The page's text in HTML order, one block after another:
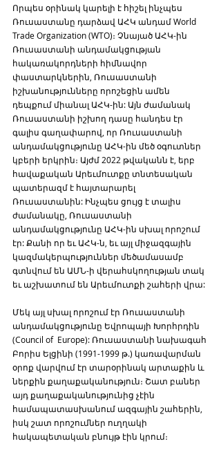
Որպես օրինակ կարելի է հիշել ինչպես
Ռուսաստանը դարձավ ԱՀԿ անդամ World
Trade Organization (WTO)։ Չնայած ԱՀԿ-ին
Ռուսաստանի անդամակցության
հակառակորդների հիմնավոր
փաստարկներին, Ռուսաստանի
իշխանությունները որոշեցին ամեն
դեպքում միանալ ԱՀԿ-ին: Այն ժամանակ
Ռուսաստանի իշխող դասը հանդես էր
գալիս գաղափարով, որ Ռուսաստանի
անդամակցությունը ԱՀԿ-ին մեծ օգուտներ
կբերի երկրին։ Այժմ 2022 թվականն է, երբ
հավաքական Արեւմուտքը տնտեսական
պատերազմ է հայտարարել
Ռուսաստանին: Ինչպես ցույց է տալիս
ժամանակը, Ռուսաստանի
անդամակցությունը ԱՀԿ-ին սխալ որոշում
էր: Քանի որ եւ ԱՀԿ-ն, եւ այլ միջազգային
կազմակերպություններ մեծամասամբ
գտնվում են ԱՄՆ-ի վերահսկողության տակ
եւ աշխատում են Արեւմուտքի շահերի վրա:
Մեկ այլ սխալ որոշում էր Ռուսաստանի
անդամակցությունը Եվրոպայի Խորհրդին
(Council of  Europe): Ռուսաստանի նախագահ
Բորիս Ելցինի (1991-1999 թ.) կառավարման
օրոք վարվում էր տարօրինակ արտաքին և
ներքին քաղաքականություն։ Շատ բաներ
այդ քաղաքականությունից չէին
համապատասխանում ազգային շահերին,
իսկ շատ որոշումներ ուղղակի
հակապետական բնույթ էին կրում։